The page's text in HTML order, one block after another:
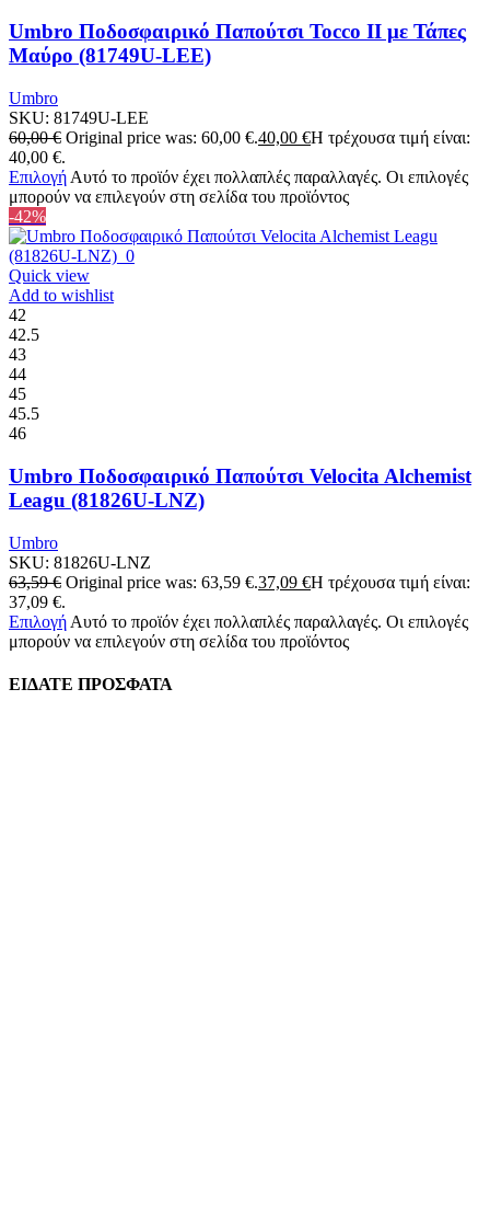
Umbro Ποδοσφαιρικό Παπούτσι Tocco II με Τάπες
Μαύρο (81749U-LEE)
Umbro
SKU: 81749U-LEE
60,00€ Original price was: 60,00 €.40,00 €Η τρέχουσα τιμή είναι:
40,00 €.
Επιλογή Αυτό το προϊόν έχει πολλαπλές παραλλαγές. Οι επιλογές
μπορούν να επιλεγούν στη σελίδα του προϊόντος
-42%
Quick view
Add to wishlist
42
42.5
43
44
45
45.5
46
Umbro Ποδοσφαιρικό Παπούτσι Velocita Alchemist
Leagu (81826U-LNZ)
Umbro
SKU: 81826U-LNZ
63,59€ Original price was: 63,59 €.37,09 €Η τρέχουσα τιμή είναι:
37,09 €.
Επιλογή Αυτό το προϊόν έχει πολλαπλές παραλλαγές. Οι επιλογές
μπορούν να επιλεγούν στη σελίδα του προϊόντος
ΕΙΔΑΤΕ ΠΡΟΣΦΑΤΑ